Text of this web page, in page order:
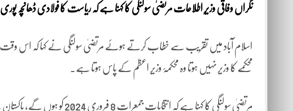
نگراں وفاقی وزیرِ اطلاعات مرتضیٰ سولنگی کا کہنا ہے کہ ریاست کا فولادی ڈھانچہ
محکمے کا وزیر نہیں ہوتا وہ محکمۂ وزیرِ اعظم کے پاس ہوتا ہے۔
مرتضیٰ سولنگی کا کہنا ہے کہ